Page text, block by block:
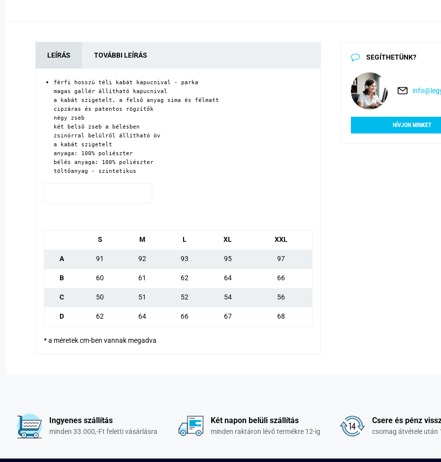
LEÍRÁS TOVÁBBI LEÍRÁS
férfi hosszú téli kabát kapucnival - parka
magas gallér állítható kapucnival
a kabát szigetelt, a felső anyag sima és félmatt
cipzáras és patentos rögzítők
négy zseb
két belső zseb a bélésben
zsinórral belülről állítható öv
a kabát szigetelt
anyaga: 100% poliészter
bélés anyaga: 100% poliészter
töltőanyag - szintetikus
S M L XL XXL
A 91 92 93 95 97
B 60 61 62 64 66
C 50 51 52 54 56
D 62 64 66 67 68
* a méretek cm-ben vannak megadva
SEGÍTHETÜNK?
HÍVJON MINKET
Ingyenes szállítás
minden 33.000,-Ft feletti vásárlásra
Két napon belüli szállítás
minden raktáron lévő termékre 12-ig
Csere és pénz
csomag átvétele után